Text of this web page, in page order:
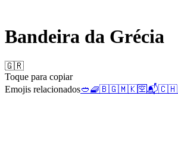
Bandeira da Grécia
🇬🇷
Toque para copiar
Emojis relacionados🥙🧇🇧🇬🇲🇰🈳📬🇨🇭